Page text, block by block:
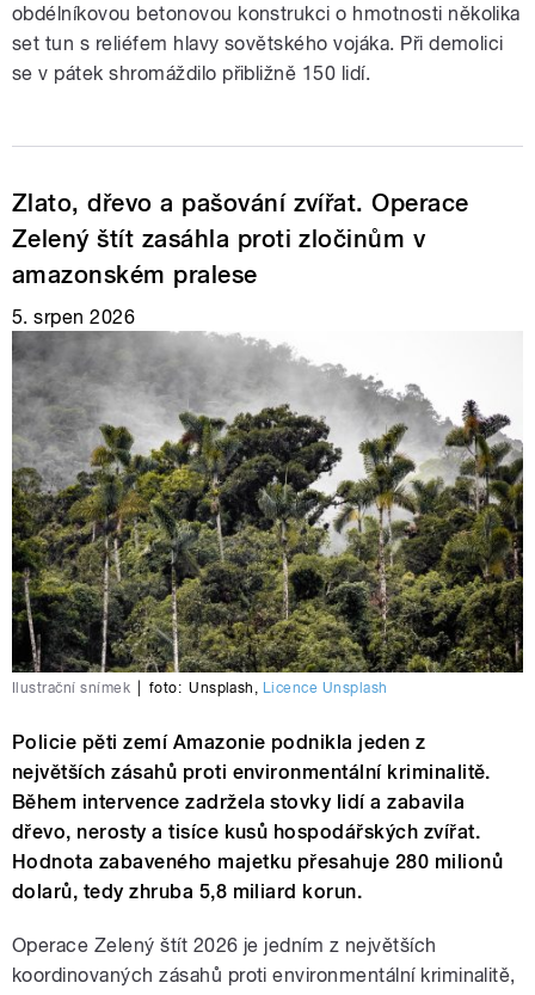
obdélníkovou betonovou konstrukci o hmotnosti několika
set tun s reliéfem hlavy sovětského vojáka. Při demolici
se v pátek shromáždilo přibližně 150 lidí.
Zlato, dřevo a pašování zvířat. Operace
Zelený štít zasáhla proti zločinům v
amazonském pralese
5. srpen 2026
Ilustrační snímek foto: Unsplash Licence Unsplash
Policie pěti zemí Amazonie podnikla jeden z
největších zásahů proti environmentální kriminalitě.
Během intervence zadržela stovky lidí a zabavila
dřevo, nerosty a tisíce kusů hospodářských zvířat.
Hodnota zabaveného majetku přesahuje 280 milionů
dolarů, tedy zhruba 5,8 miliard korun.
Operace Zelený štít 2026 je jedním z největších
koordinovaných zásahů proti environmentální kriminalitě,